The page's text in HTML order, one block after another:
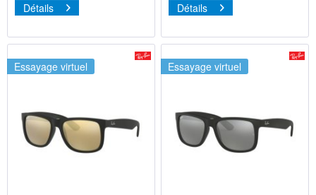
Détails Détails
Essayage virtuel Essayage virtuel